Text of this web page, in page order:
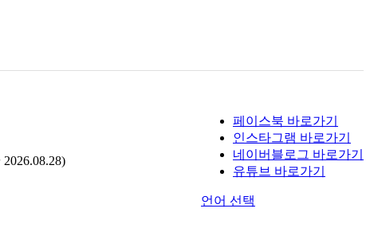
페이스북 바로가기
인스타그램 바로가기
네이버블로그 바로가기
유튜브 바로가기
언어 선택